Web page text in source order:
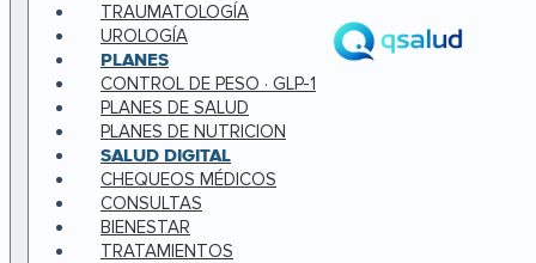
TRAUMATOLOGÍA
UROLOGÍA
PLANES
CONTROL DE PESO · GLP-1
PLANES DE SALUD
PLANES DE NUTRICION
SALUD DIGITAL
CHEQUEOS MÉDICOS
CONSULTAS
BIENESTAR
TRATAMIENTOS